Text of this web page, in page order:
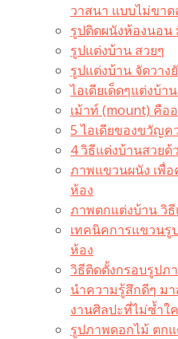
วาสนา แบบไม่ขาด
รูปติดผนังห้องนอน
รูปแต่งบ้าน สวยๆ
รูปแต่งบ้าน จัดวา
ไอเดียเด็ดๆแต่งบ้า
เม้าท์ (mount) คือ
5 ไอเดียของขวัญค
4 วิธีแต่งบ้านสวยด้
ภาพแขวนผนัง เพื่
ห้อง
ภาพตกแต่งบ้าน วิ
เทคนิคการแขวนรู
ห้อง
วิธีติดตั้งกรอบรูปภ
นำความรู้สึกดีๆ ม
งานศิลปะที่ไม่ซ้ำใ
รูปภาพดอกไม้ ตก